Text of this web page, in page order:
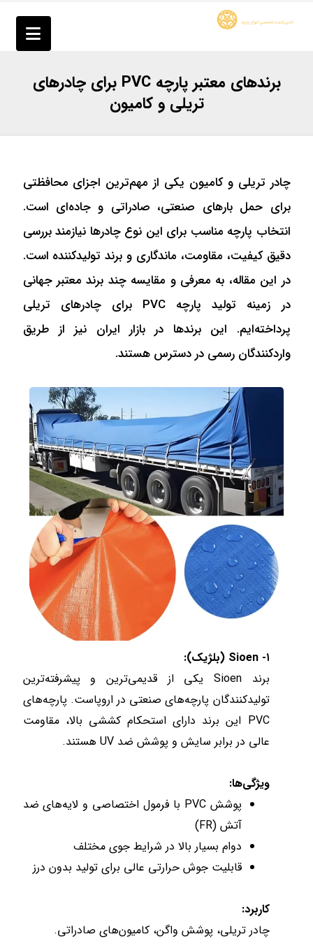
برندهای معتبر پارچه PVC برای چادرهای
تریلی و کامیون
چادر تریلی و کامیون یکی از مهم‌ترین اجزای محافظتی
برای حمل بارهای صنعتی، صادراتی و جاده‌ای است.
انتخاب پارچه مناسب برای این نوع چادرها نیازمند بررسی
دقیق کیفیت، مقاومت، ماندگاری و برند تولیدکننده است.
در این مقاله، به معرفی و مقایسه چند برند معتبر جهانی
در زمینه تولید پارچه PVC برای چادرهای تریلی
پرداخته‌ایم. این برندها در بازار ایران نیز از طریق
واردکنندگان رسمی در دسترس هستند.
۱- Sioen (بلژیک):
برند Sioen یکی از قدیمی‌ترین و پیشرفته‌ترین
تولیدکنندگان پارچه‌های صنعتی در اروپاست. پارچه‌های
PVC این برند دارای استحکام کششی بالا، مقاومت
عالی در برابر سایش و پوشش ضد UV هستند.
ویژگی‌ها:
پوشش PVC با فرمول اختصاصی و لایه‌های ضد
آتش (FR)
دوام بسیار بالا در شرایط جوی مختلف
قابلیت جوش حرارتی عالی برای تولید بدون درز
کاربرد:
چادر تریلی، پوشش واگن، کامیون‌های صادراتی.